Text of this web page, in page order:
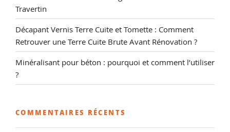
Travertin
Décapant Vernis Terre Cuite et Tomette : Comment
Retrouver une Terre Cuite Brute Avant Rénovation ?
Minéralisant pour béton : pourquoi et comment l’utiliser
?
COMMENTAIRES RÉCENTS